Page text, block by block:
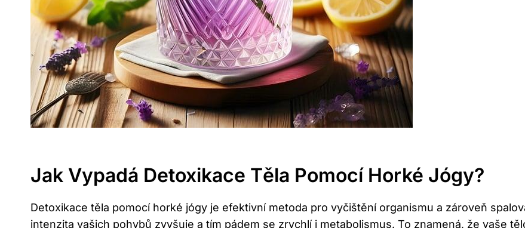
Jak Vypadá Detoxikace Těla Pomocí Horké Jógy?
Detoxikace těla pomocí horké jógy je efektivní metoda pro vyčištění organismu a zároveň
intenzita vašich pohybů zvyšuje a tím pádem se zrychlí i metabolismus. To znamená, že vaše